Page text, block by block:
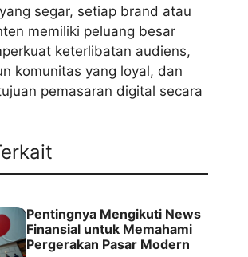
segar, setiap brand atau
memiliki peluang besar
keterlibatan audiens,
komunitas yang loyal, dan
pemasaran digital secara
Pentingnya Mengikuti News
Finansial untuk Memahami
Pergerakan Pasar Modern